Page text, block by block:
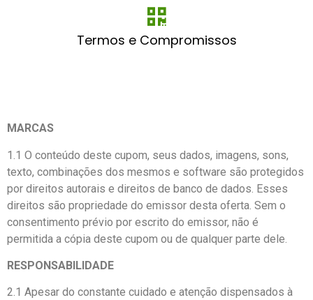
Termos e Compromissos
MARCAS
1.1 O conteúdo deste cupom, seus dados, imagens, sons,
texto, combinações dos mesmos e software são protegidos
por direitos autorais e direitos de banco de dados. Esses
direitos são propriedade do emissor desta oferta. Sem o
consentimento prévio por escrito do emissor, não é
permitida a cópia deste cupom ou de qualquer parte dele.
RESPONSABILIDADE
2.1 Apesar do constante cuidado e atenção dispensados à